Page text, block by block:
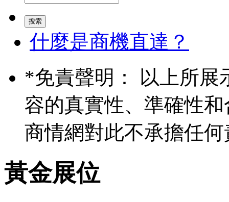
什麼是商機直達？
*免責聲明： 以上所展
容的真實性、準確性
商情網對此不承擔任何
黃金展位